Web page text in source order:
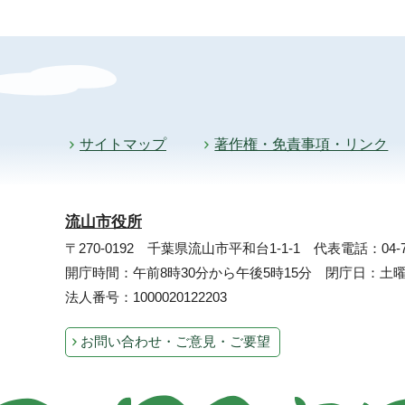
サイトマップ 著作権・免責事項・リンク
流山市役所
〒270-0192 千葉県流山市平和台1-1-1 代表電話：04-
開庁時間：午前8時30分から午後5時15分 閉庁日：土
法人番号：1000020122203
お問い合わせ・ご意見・ご要望